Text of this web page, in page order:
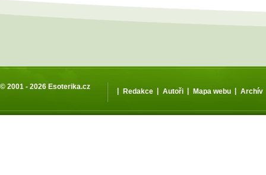
© 2001 - 2026 Esoterika.cz
Redakce Autoři Mapa webu Archív